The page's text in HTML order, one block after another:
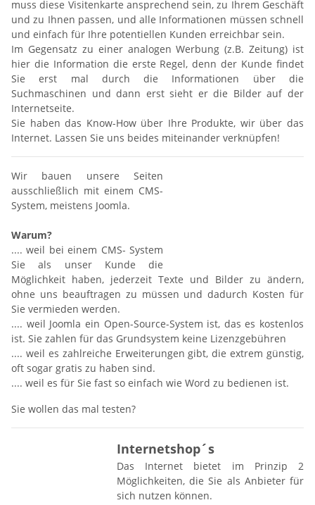
muss diese Visitenkarte ansprechend sein, zu Ihrem Geschäft
und zu Ihnen passen, und alle Informationen müssen schnell
und einfach für Ihre potentiellen Kunden erreichbar sein.
Im Gegensatz zu einer analogen Werbung (z.B. Zeitung) ist
hier die Information die erste Regel, denn der Kunde findet
Sie erst mal durch die Informationen über die
Suchmaschinen und dann erst sieht er die Bilder auf der
Internetseite.
Sie haben das Know-How über Ihre Produkte, wir über das
Internet. Lassen Sie uns beides miteinander verknüpfen!
Wir bauen unsere Seiten
ausschließlich mit einem CMS-
System, meistens Joomla.
Warum?
.... weil bei einem CMS- System
Sie als unser Kunde die
Möglichkeit haben, jederzeit Texte und Bilder zu ändern,
ohne uns beauftragen zu müssen und dadurch Kosten für
Sie vermieden werden.
.... weil Joomla ein Open-Source-System ist, das es kostenlos
ist. Sie zahlen für das Grundsystem keine Lizenzgebühren
.... weil es zahlreiche Erweiterungen gibt, die extrem günstig,
oft sogar gratis zu haben sind.
.... weil es für Sie fast so einfach wie Word zu bedienen ist.
Sie wollen das mal testen?
Internetshop´s
Das Internet bietet im Prinzip 2
Möglichkeiten, die Sie als Anbieter für
sich nutzen können.